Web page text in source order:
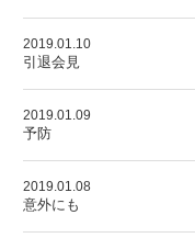
2019.01.10
引退会見
2019.01.09
予防
2019.01.08
意外にも